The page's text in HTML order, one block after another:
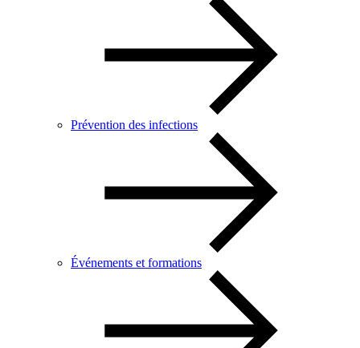
Prévention des infections
Événements et formations